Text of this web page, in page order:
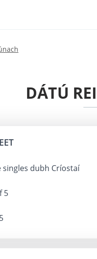
DÁTÚ
singles dubh Críostaí
5